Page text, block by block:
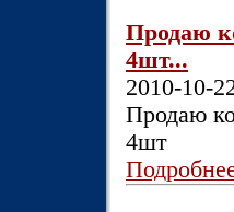
Продаю
4шт...
2010-10-
Продаю
4шт